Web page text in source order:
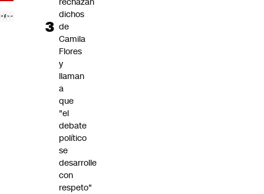
dichos
de
Camila
Flores
y
llaman
a
que
"el
debate
político
se
desarrolle
con
respeto"